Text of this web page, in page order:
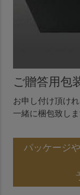
ご贈答用包
お申し付け頂け
一緒に梱包致しま
パッケージ